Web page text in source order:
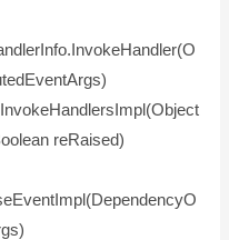
reRaised)